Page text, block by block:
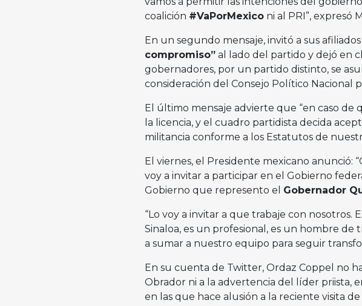
coalición #VaPorMexiconi al PRI”, expresó
En un segundo mensaje, invitó a sus
compromiso”al lado del partido y dejó en
gobernadores, por un partido distinto, se
consideración del Consejo Político Nacional
El último mensaje advierte que “en caso
la licencia, y el cuadro partidista decida
militancia conforme a los Estatutos de
El viernes, el Presidente mexicano anunció:
voy a invitar a participar en el Gobierno
Gobierno que represento el Gobernador
“Lo voy a invitar a que trabaje con
Sinaloa, es un profesional, es un hombre de
a sumar a nuestro equipo para seguir
En su cuenta de Twitter, Ordaz Coppel no
Obrador ni a la advertencia del líder priista,
en las que hace alusión a la reciente visita